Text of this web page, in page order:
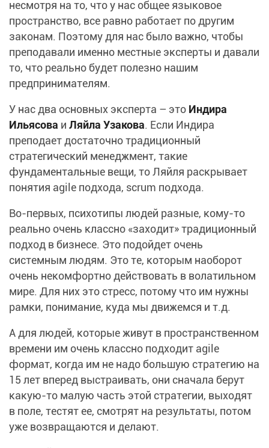
несмотря на то, что у нас общее языковое
пространство, все равно работает по другим
законам. Поэтому для нас было важно, чтобы
преподавали именно местные эксперты и давали
то, что реально будет полезно нашим
предпринимателям.
У нас два основных эксперта – это Индира
Ильясова и Ляйла Узакова. Если Индира
преподает достаточно традиционный
стратегический менеджмент, такие
фундаментальные вещи, то Ляйля раскрывает
понятия agile подхода, scrum подхода.
Во-первых, психотипы людей разные, кому-то
реально очень классно «заходит» традиционный
подход в бизнесе. Это подойдет очень
системным людям. Это те, которым наоборот
очень некомфортно действовать в волатильном
мире. Для них это стресс, потому что им нужны
рамки, понимание, куда мы движемся и т.д.
А для людей, которые живут в пространственном
времени им очень классно подходит agile
формат, когда им не надо большую стратегию на
15 лет вперед выстраивать, они сначала берут
какую-то малую часть этой стратегии, выходят
в поле, тестят ее, смотрят на результаты, потом
уже возвращаются и делают.